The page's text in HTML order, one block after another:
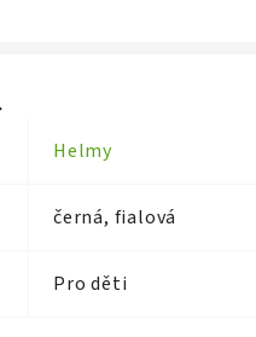
Helmy
černá, fialová
Pro děti